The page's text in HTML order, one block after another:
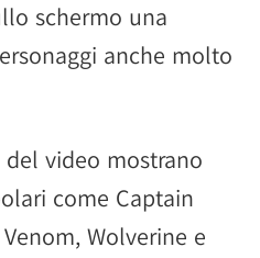
schermo una
anche molto
video mostrano
come Captain
Wolverine e